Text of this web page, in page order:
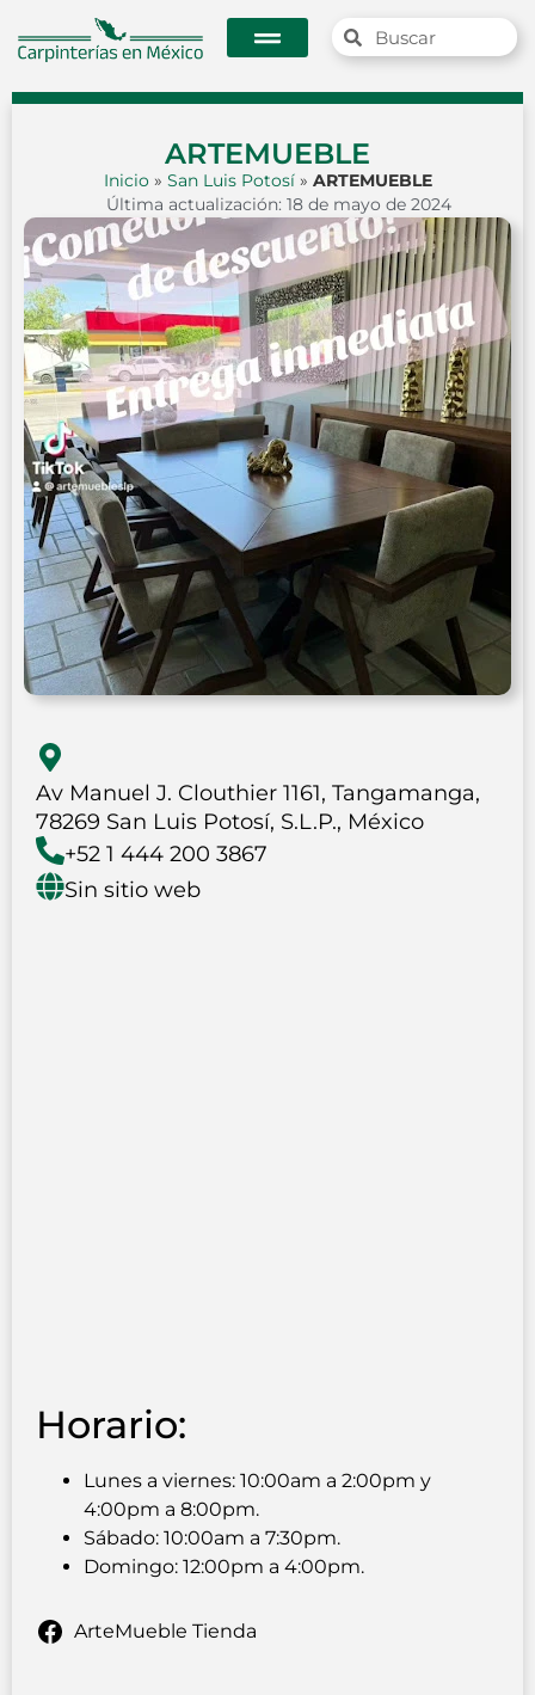
ARTEMUEBLE
Inicio» San Luis Potosí» ARTEMUEBLE
Última actualización: 18 de mayo de 2024
Av Manuel J. Clouthier 1161, Tangamanga,
78269 San Luis Potosí, S.L.P., México
+52 1 444 200 3867
Sin sitio web
Horario:
Lunes a viernes: 10:00am a 2:00pm y
4:00pm a 8:00pm.
Sábado: 10:00am a 7:30pm.
Domingo: 12:00pm a 4:00pm.
ArteMueble Tienda